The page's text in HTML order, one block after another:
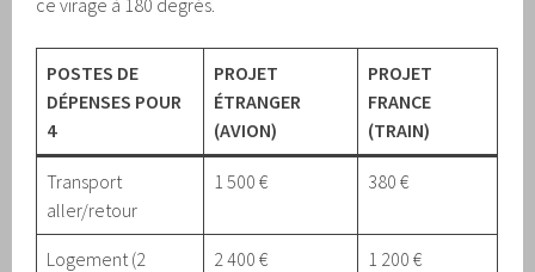
POSTES DE
DÉPENSES POUR
4
PROJET
ÉTRANGER
(AVION)
PROJET
FRANCE
(TRAIN)
Transport
aller/retour
1 500 € 380 €
Logement (2
2 400 € 1 200 €